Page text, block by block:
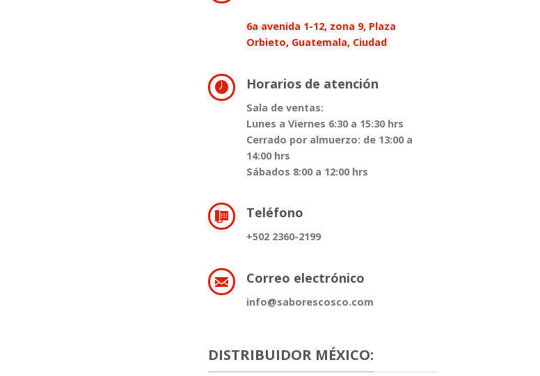
6a avenida 1-12, zona 9, Plaza
Orbieto, Guatemala, Ciudad
Horarios de atención
Sala de ventas:
Lunes a Viernes 6:30 a 15:30 hrs
Cerrado por almuerzo: de 13:00 a
14:00 hrs
Sábados 8:00 a 12:00 hrs
Teléfono
+502 2360-2199
Correo electrónico
info@saborescosco.com
DISTRIBUIDOR MÉXICO: